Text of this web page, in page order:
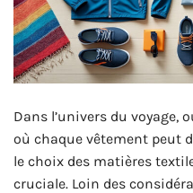
Dans l’univers du voyage,
où chaque vêtement peut
le choix des matières
cruciale. Loin des